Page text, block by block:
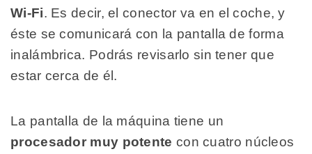
Wi-Fi. Es decir, el conector va en el coche, y
éste se comunicará con la pantalla de forma
inalámbrica. Podrás revisarlo sin tener que
estar cerca de él.
La pantalla de la máquina tiene un
procesador muy potente con cuatro núcleos